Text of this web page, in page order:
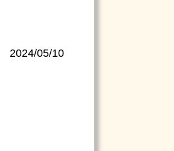
2024/05/10